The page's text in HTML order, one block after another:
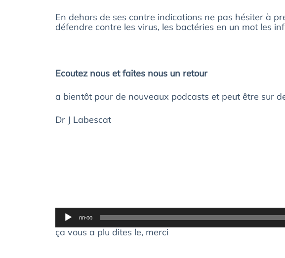
En dehors de ses contre indications ne pas hésiter à
défendre contre les virus, les bactéries en un mot les
Ecoutez nous et faites nous un retour
a bientôt pour de nouveaux podcasts et peut être sur
Dr J Labescat
Lecteur
audio
00:00
ça vous a plu dites le, merci